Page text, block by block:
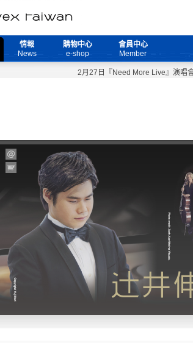
情報
News
購物中心
e-shop
會員中心
Member
2月27日『Need More Live』演唱會取消